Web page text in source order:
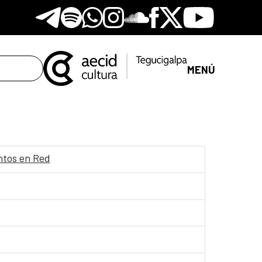
Telegram
SpotifyWhatsapp
Instagram
Soundclore
Facebook
X Youtube
MENÚ
en Red